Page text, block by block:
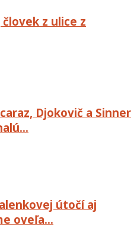
človek z ulice z
Djokovič a Sinner
útočí aj
oveľa…